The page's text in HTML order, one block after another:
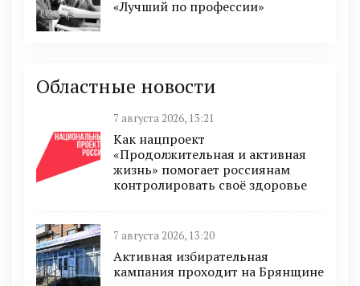
«Лучший по профессии»
Областные новости
7 августа 2026, 13:21
Как нацпроект
«Продолжительная и активная
жизнь» помогает россиянам
контролировать своё здоровье
7 августа 2026, 13:20
Активная избирательная
кампания проходит на Брянщине